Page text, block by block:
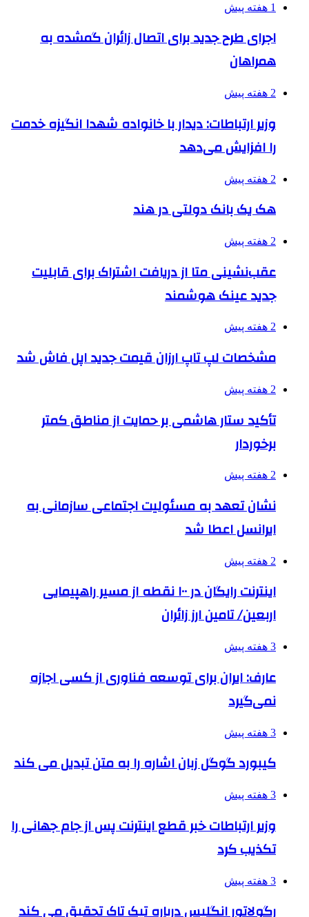
1 هفته پیش
اجرای طرح جدید برای اتصال زائران گمشده به
همراهان
2 هفته پیش
وزیر ارتباطات: دیدار با خانواده شهدا انگیزه خدمت
را افزایش می‌دهد
2 هفته پیش
هک یک بانک دولتی در هند
2 هفته پیش
عقب‌نشینی متا از دریافت اشتراک برای قابلیت
جدید عینک هوشمند
2 هفته پیش
مشخصات لپ تاپ ارزان قیمت جدید اپل فاش شد
2 هفته پیش
تأکید ستار هاشمی بر حمایت از مناطق کمتر
برخوردار
2 هفته پیش
نشان تعهد به مسئولیت اجتماعی سازمانی به
ایرانسل اعطا شد
2 هفته پیش
اینترنت رایگان در ۱۰۰ نقطه از مسیر راهپیمایی
اربعین/ تامین ارز زائران
3 هفته پیش
عارف: ایران برای توسعه فناوری از کسی اجازه
نمی‌گیرد
3 هفته پیش
کیبورد گوگل زبان اشاره را به متن تبدیل می کند
3 هفته پیش
وزیر ارتباطات خبر قطع اینترنت پس از جام جهانی را
تکذیب کرد
3 هفته پیش
رگولاتور انگلیس درباره تیک تاک تحقیق می کند